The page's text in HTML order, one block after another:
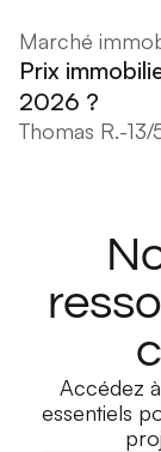
Marché
Prix
2026 ?
Thomas R.-
Accédez
essentiels